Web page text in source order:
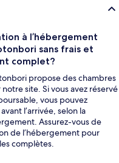
à l’hébergement
sans frais et
complet?
propose des chambres
site. Si vous avez réservé
vous pouvez
l’arrivée, selon la
Assurez-vous de
de l’hébergement pour
complètes.